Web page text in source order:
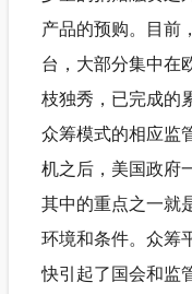
产品的预购。目前
台，大部分集中在
枝独秀，已完成的
众筹模式的相应监
机之后，美国政府
其中的重点之一就
环境和条件。众筹
快引起了国会和监